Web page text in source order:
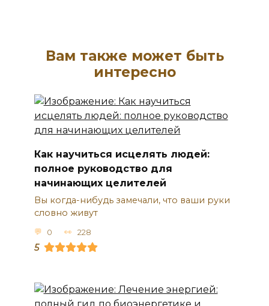
Вам также может быть
интересно
Как научиться исцелять людей:
полное руководство для
начинающих целителей
Вы когда-нибудь замечали, что ваши руки
словно живут
0 228
5